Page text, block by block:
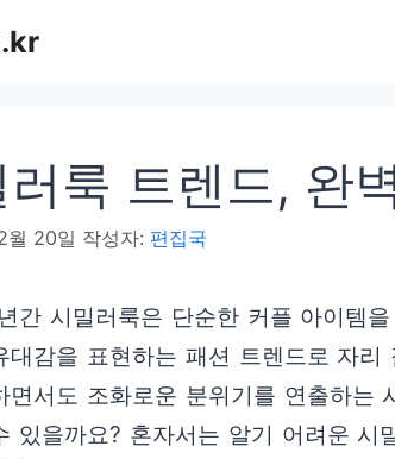
룩 트렌드, 완
월 20일 작성자: 편집국
간 시밀러룩은 단순한 커플 아이템
대감을 표현하는 패션 트렌드로 자
면서도 조화로운 분위기를 연출하는
있을까요? 혼자서는 알기 어려운 시